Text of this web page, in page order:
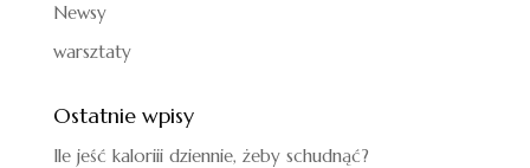
Newsy
warsztaty
Ostatnie wpisy
Ile jeść kaloriii dziennie, żeby schudnąć?